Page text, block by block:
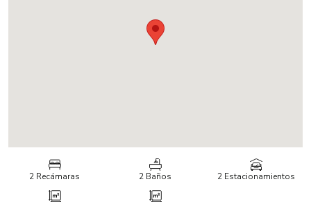
2 Recámaras 2 Baños 2 Estacionamientos